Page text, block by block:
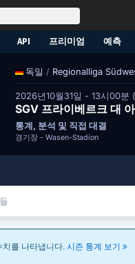
API 프리미엄 예측
독일 / Regionalliga
2026년10월31일 - 13시00
SGV 프라이베르크 대
통계, 분석 및 직접 대결
경기장 - Wasen-Stadion
치를 나타냅니다. 시즌 통계 보기